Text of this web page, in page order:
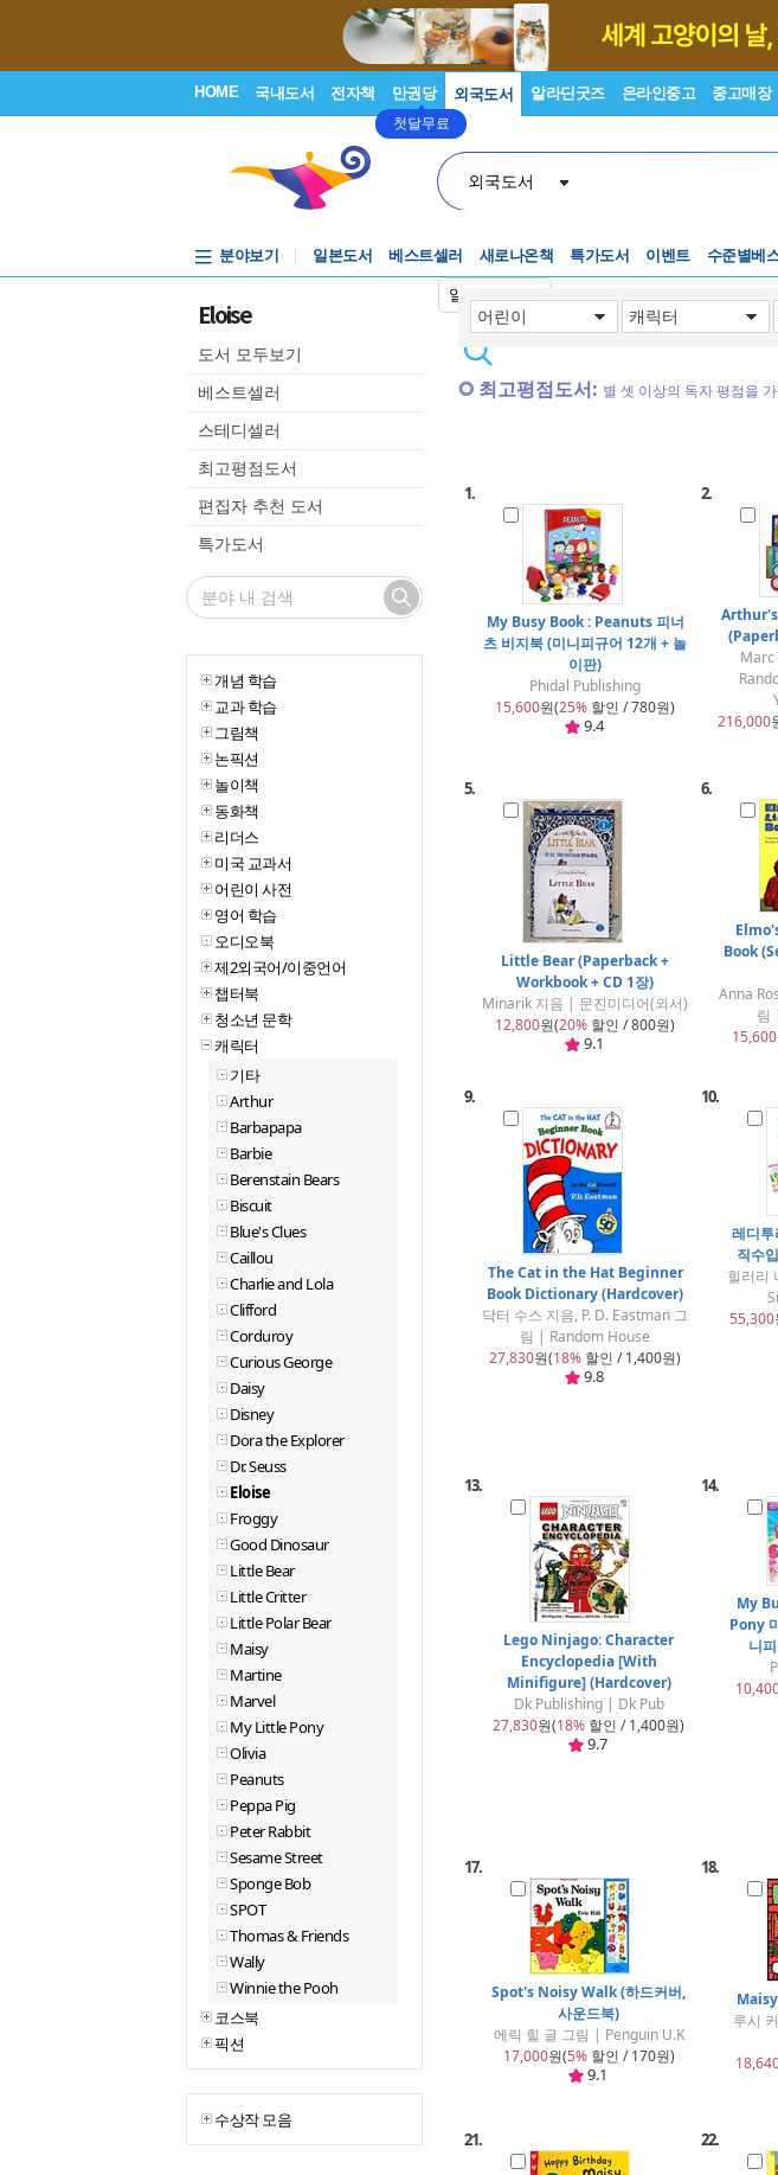
HOME 국내도서 전자책 만권당
첫달무료
외국도서 알라딘굿즈 온라인중고 중고매장
외국도서
일본어입력기
분야보기 일본도서 베스트셀러 새로나온책 특가도서 이벤트
수준별베
수준별베
Eloise
도서 모두보기
베스트셀러
스테디셀러
최고평점도서
편집자 추천 도서
특가도서
개념 학습
교과 학습
그림책
논픽션
놀이책
동화책
리더스
미국 교과서
어린이 사전
영어 학습
오디오북
제2외국어/이중언어
챕터북
청소년 문학
캐릭터
기타
Arthur
Barbapapa
Barbie
Berenstain Bears
Biscuit
Blue's Clues
Caillou
Charlie and Lola
Clifford
Corduroy
Curious George
Daisy
Disney
Dora the Explorer
Dr. Seuss
Eloise
Froggy
Good Dinosaur
Little Bear
Little Critter
Little Polar Bear
Maisy
Martine
Marvel
My Little Pony
Olivia
Peanuts
Peppa Pig
Peter Rabbit
Sesame Street
Sponge Bob
SPOT
Thomas & Friends
Wally
Winnie the Pooh
코스북
픽션
수상작 모음
최고평점도서: 별 셋 이상의 독자 평점을
1.
My Busy Book : Peanuts 피너
츠 비지북 (미니피규어 12개 + 놀
이판)
Phidal Publishing
15,600원(25% 할인 / 780원)
9.4
2.
Marc
216,000
5.
Little Bear (Paperback +
Workbook + CD 1장)
Minarik 지음 | 문진미디어(외서)
12,800원(20% 할인 / 800원)
9.1
6.
Book
Anna
림
15,600
9.
The Cat in the Hat Beginner
Book Dictionary (Hardcover)
닥터 수스 지음, P. D. Eastman 그
림 | Random House
27,830원(18% 할인 / 1,400원)
9.8
10.
레디
직수
힐러리
55,300
13.
Lego Ninjago: Character
Encyclopedia [With
Minifigure] (Hardcover)
Dk Publishing | Dk Pub
27,830원(18% 할인 / 1,400원)
9.7
14.
My
Pony
니
17.
Spot's Noisy Walk (하드커버,
사운드북)
에릭 힐 글 그림 | Penguin U.K
17,000원(5%할인 / 170원)
9.1
18.
루시
21. 22.